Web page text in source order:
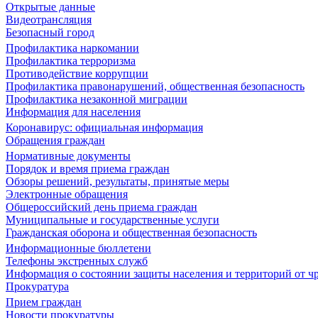
Открытые данные
Видеотрансляция
Безопасный город
Профилактика наркомании
Профилактика терроризма
Противодействие коррупции
Профилактика правонарушений, общественная безопасность
Профилактика незаконной миграции
Информация для населения
Коронавирус: официальная информация
Обращения граждан
Нормативные документы
Порядок и время приема граждан
Обзоры решений, результаты, принятые меры
Электронные обращения
Общероссийский день приема граждан
Муниципальные и государственные услуги
Гражданская оборона и общественная безопасность
Информационные бюллетени
Телефоны экстренных служб
Информация о состоянии защиты населения и территорий от
Прокуратура
Прием граждан
Новости прокуратуры